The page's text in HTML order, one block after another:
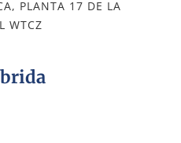
PLANTA 17 DE LA
WTCZ